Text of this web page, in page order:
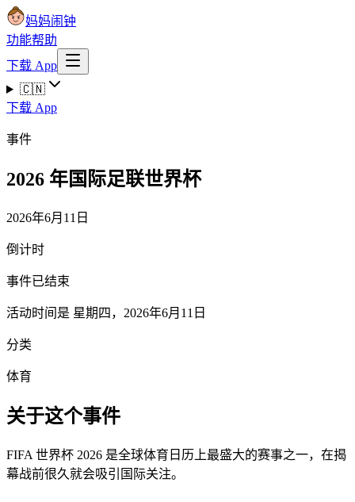
妈妈闹钟
功能帮助
下载 App
🇨🇳
下载 App
事件
2026 年国际足联世界杯
2026年6月11日
倒计时
事件已结束
活动时间是 星期四，2026年6月11日
分类
体育
关于这个事件
FIFA 世界杯 2026 是全球体育日历上最盛大的赛事之一，在揭
幕战前很久就会吸引国际关注。